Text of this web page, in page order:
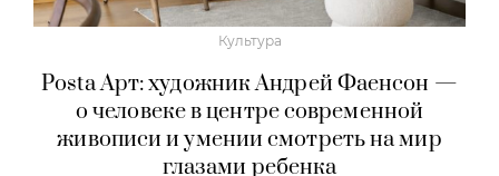
Культура
Posta Арт: художник Андрей Фаенсон —
о человеке в центре современной
живописи и умении смотреть на мир
глазами ребенка